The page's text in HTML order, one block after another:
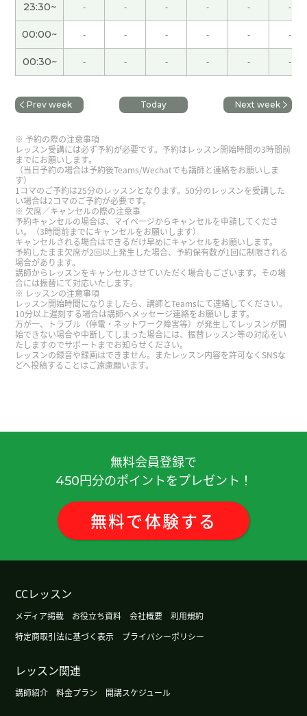
谢谢老师，我会加油减少走啊👍( 女性 )
和サリー老师聊天很开心。 ( 80代 男性 )
好久不见，感谢你亲切愉快的课程。我非常高兴能
和你又聊天。下次见。( 80代 男性 )
我本来打算用教材上课，不过今天对话练习比想的
要多，而且很开心，所以希望下次还能再请您指
谢谢。下次见吧。( 男性 )
给孩子培养共情力。我觉得有共情力的人感觉幸
福。孩子向父母感谢的事情是培养共情力。为了孩
子不是挣很多钱。不是一起去外国旅游。最重要的
是孩子有共情力。下次见吧。( 男性 )
谢谢您，又见到您非常高兴啊！我觉得现在的生活
很满意。下次见吧！
现在的情况。但是，首先我们要照顾好自己，才可
以帮助人。谢谢您的分享，下次见！( 女性 )
非常感谢您认真教我发音。通过这次课程，我觉得
除了学习课文以外，也想试试练习会话。 我也期待
谢谢您的课。下次见！
谢谢老师，一路平安！
我也很高兴跟您上课。请您保重身体呢 。
23:30~ - - - - - -
00:00~ - - - - - -
00:30~ - - - - - -
Prev week Today Next week
予約の際の注意事項
レッスン受講には必ず予約が必要です。予約はレッスン開始時間の3時間前
までにお願いします。
（当日予約の場合は予約後Teams/Wechatでも講師と連絡をお願いしま
す）
1コマのご予約は25分のレッスンとなります。50分のレッスンを受講した
い場合は2コマのご予約が必要です。
欠席／キャンセルの際の注意事
予約キャンセルの場合は、マイページからキャンセルを申請してくださ
い。（3時間前までにキャンセルをお願いします）
キャンセルされる場合はできるだけ早めにキャンセルをお願いします。
予約したまま欠席が2回以上発生した場合、予約保有数が1回に制限される
場合があります。
講師からレッスンをキャンセルさせていただく場合もございます。その場
合には振替にて対応いたします。
レッスンの注意事項
レッスン開始時間になりましたら、講師とTeamsにて連絡してください。
10分以上遅刻する場合は講師へメッセージ連絡をお願いします。
万が一、トラブル（停電・ネットワーク障害等）が発生してレッスンが開
始できない場合や中断してしまった場合には、振替レッスン等の対応をい
たしますのでサポートまでお知らせください。
レッスンの録音や録画はできません。またレッスン内容を許可なくSNSな
どへ投稿することはご遠慮願います。
無料会員登録で
450円分のポイントをプレゼント！
無料で体験する
CCレッスン
メディア掲載 お役立ち資料 会社概要
利用規約
特定商取引法に基づく表示
プライバシーポリシー
レッスン関連
講師紹介 料金プラン 開講スケジュール